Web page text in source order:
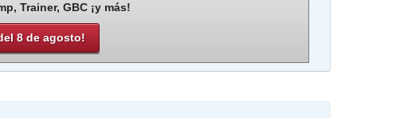
Trainer, GBC ¡y más!
8 de agosto!